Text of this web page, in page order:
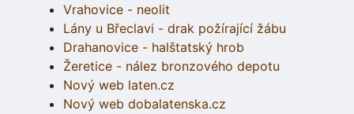
Vrahovice - neolit
Lány u Břeclavi - drak požírající žábu
Drahanovice - halštatský hrob
Žeretice - nález bronzového depotu
Nový web laten.cz
Nový web dobalatenska.cz